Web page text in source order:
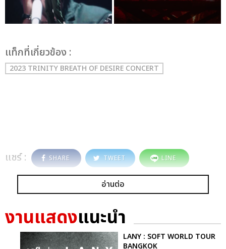
เเท็กที่เกี่ยวข้อง :
2023 TRINITY BREATH OF DESIRE CONCERT
แชร์ : SHARE TWEET LINE
อ่านต่อ
งานแสดงแนะนำ
LANY : SOFT WORLD TOUR
BANGKOK